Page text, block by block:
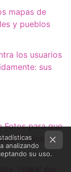
mapas de
y pueblos
los usuarios
sus
Fotos para que
finalice la
analizando
su uso.